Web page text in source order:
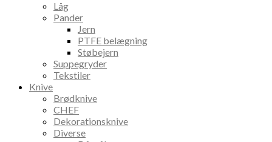
Låg
Pander
Jern
PTFE belægning
Støbejern
Suppegryder
Tekstiler
Knive
Brødknive
CHEF
Dekorationsknive
Diverse